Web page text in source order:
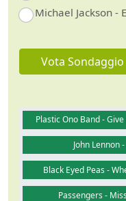
Michael Jackson -
Vota Sondaggio
Plastic Ono Band -
John Lennon
Black Eyed Peas -
Passengers -